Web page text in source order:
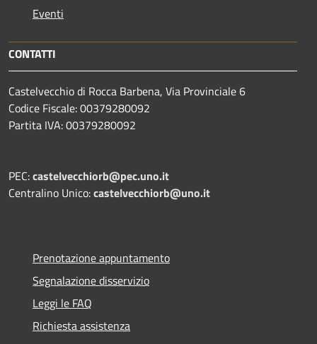
Eventi
CONTATTI
Castelvecchio di Rocca Barbena, Via Provinciale 6
Codice Fiscale: 00379280092
Partita IVA: 00379280092
PEC:castelvecchiorb@pec.uno.it
Centralino Unico:castelvecchiorb@uno.it
Prenotazione appuntamento
Segnalazione disservizio
Leggi le FAQ
Richiesta assistenza